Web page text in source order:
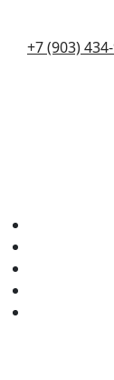
+7 (903)